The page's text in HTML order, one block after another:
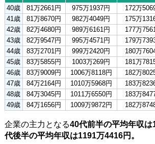
40歳
81万2661円 975万1937円 172万
41歳
81万8670円 982万4049円 175万
42歳
82万4680円 989万6161円 177万
43歳
82万9547円 995万4571円 179万
44歳
83万2701円 999万2420円 180万
45歳
83万5855円 1003万269円 181万
46歳
83万9009円 1006万8118円 182万
47歳
84万2164円 1010万5968円 183万
48歳
84万3045円 1011万6550円 183万
49歳
84万1656円 1009万9872円 182万
企業の主力となる40代前半の平均年収
代後半の平均年収は1191万4416円。